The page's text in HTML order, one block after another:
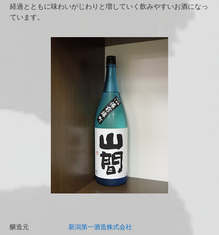
経過とともに味わいがじわりと増していく飲みやすいお酒になっ
ています。
醸造元
新潟第一酒造株式会社